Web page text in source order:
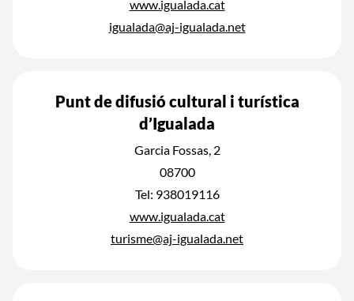
www.igualada.cat
igualada@aj-igualada.net
Punt de difusió cultural i turística
d’Igualada
Garcia Fossas, 2
08700
Tel: 938019116
www.igualada.cat
turisme@aj-igualada.net